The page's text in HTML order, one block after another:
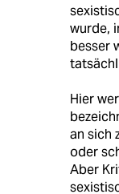
wurde,
besser
Hier
an sich
oder
Aber